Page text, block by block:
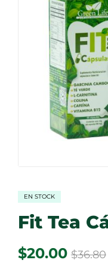
EN STOCK
Fit Tea
$36.80
$20.00